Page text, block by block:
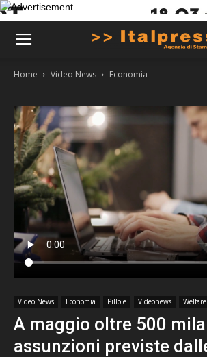
Home Video News Economia
Video News Economia Pillole Videonews Welfare
A maggio oltre 500 mila
assunzioni previste